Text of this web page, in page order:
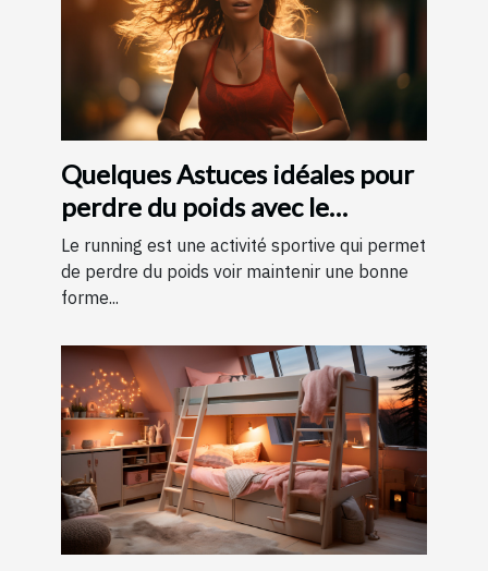
Quelques Astuces idéales pour
perdre du poids avec le
running ?
Le running est une activité sportive qui permet
de perdre du poids voir maintenir une bonne
forme...